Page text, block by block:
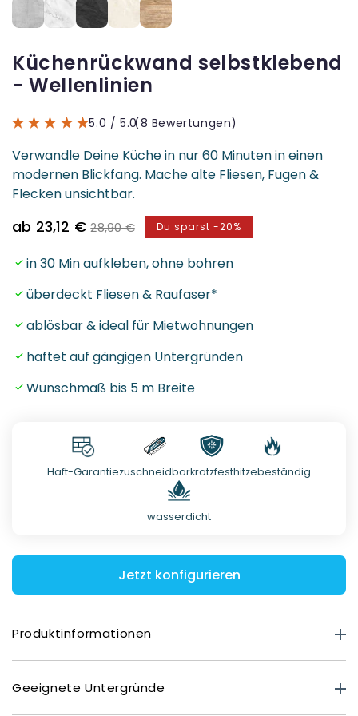
Küchenrückwand selbstklebend
- Wellenlinien
5.0 / 5.0(8 Bewertungen)
Verwandle Deine Küche in nur 60 Minuten in einen
modernen Blickfang. Mache alte Fliesen, Fugen &
Flecken unsichtbar.
Verkaufspreis
ab 23,12 € Normaler
28,90 € Du sparst -20%
in 30 Min aufkleben, ohne bohren
überdeckt Fliesen & Raufaser*
ablösbar & ideal für Mietwohnungen
haftet auf gängigen Untergründen
Wunschmaß bis 5 m Breite
Haft-Garantiezuschneidbarkratzfesthitzebeständig
wasserdicht
Jetzt konfigurieren
Produktinformationen
Premium Matt: 0,40 mm
Deluxe Glasoptik: 0,80 mm
Geeignete Untergründe